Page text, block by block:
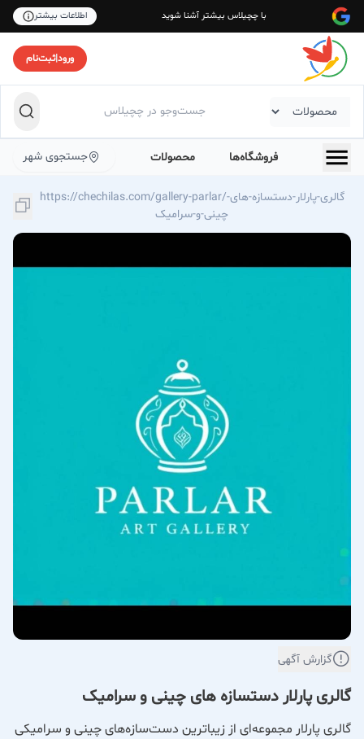
با چچیلاس بیشتر آشنا شوید اطلاعات بیشتر
ورود|ثبت‌نام
فروشگاه‌ها محصولات جستجوی شهر
https://chechilas.com/gallery-parlar/گالری-پارلار-دستسازه-های-
چینی-و-سرامیک
گزارش آگهی
گالری پارلار دستسازه های چینی و سرامیک
گالری پارلار مجموعه‌ای از زیباترین دست‌سازه‌های چینی و سرامیکی